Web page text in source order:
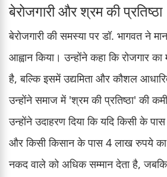
बेरोजगारी और श्रम की प्रतिष्ठा
बेरोजगारी की समस्या पर डॉ. भागवत ने
आह्वान किया। उन्होंने कहा कि रोजगार
है, बल्कि इसमें उद्यमिता और कौशल
उन्होंने समाज में 'श्रम की प्रतिष्ठा' की
उन्होंने उदाहरण दिया कि यदि किसी के
और किसी किसान के पास 4 लाख रुपये
नकद वाले को अधिक सम्मान देता है,